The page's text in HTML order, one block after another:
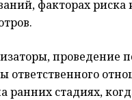
факторах
проведение
ранних стадиях,